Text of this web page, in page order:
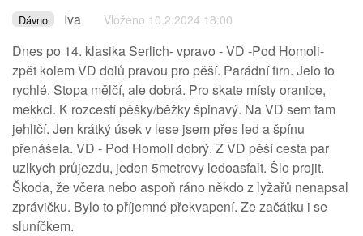
Dávno Iva Vloženo 10.2.2024 18:00
Dnes po 14. klasika Serlich- vpravo - VD -Pod Homoli-
zpět kolem VD dolů pravou pro pěší. Parádní firn. Jelo to
rychlé. Stopa mělčí, ale dobrá. Pro skate místy oranice,
mekkci. K rozcestí pěšky/běžky špinavý. Na VD sem tam
jehličí. Jen krátký úsek v lese jsem přes led a špínu
přenášela. VD - Pod Homoli dobrý. Z VD pěší cesta par
uzlkych průjezdu, jeden 5metrovy ledoasfalt. Šlo projit.
Škoda, že včera nebo aspoň ráno někdo z lyžařů nenapsal
zprávičku. Bylo to příjemné překvapení. Ze začátku i se
sluníčkem.